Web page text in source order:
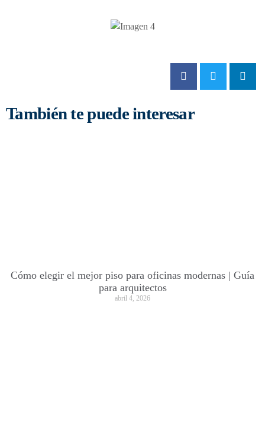
También te puede interesar
Cómo elegir el mejor piso para oficinas modernas | Guía
para arquitectos
abril 4, 2026